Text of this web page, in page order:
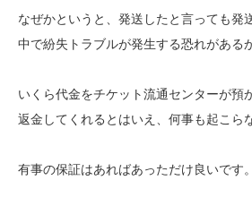
なぜかというと、発送したと言っても発
中で紛失トラブルが発生する恐れがある
いくら代金をチケット流通センターが預
返金してくれるとはいえ、何事も起こら
有事の保証はあればあっただけ良いです。